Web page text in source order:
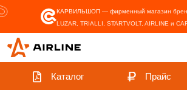
КАРВИЛЬШОП — фирменный магазин
LUZAR, TRIALLI, STARTVOLT, AIRLINE и
Каталог Прайс